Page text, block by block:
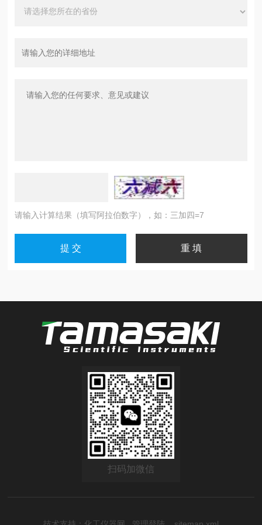
请输入计算结果（填写阿拉伯数字），如：三加四=7
扫码加微信